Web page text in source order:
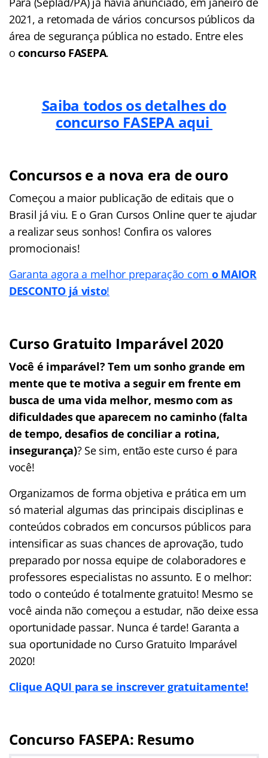
2021, a retomada de vários concursos públicos da
área de segurança pública no estado. Entre eles
oconcurso FASEPA.
Saiba todos os detalhes do
concurso FASEPA aqui
Concursos e a nova era de ouro
Começou a maior publicação de editais que o
Brasil já viu. E o Gran Cursos Online quer te ajudar
a realizar seus sonhos! Confira os valores
promocionais!
Garanta agora a melhor preparação com o MAIOR
DESCONTO já visto!
Curso Gratuito Imparável 2020
Você é imparável? Tem um sonho grande em
mente que te motiva a seguir em frente em
busca de uma vida melhor, mesmo com as
dificuldades que aparecem no caminho (falta
de tempo, desafios de conciliar a rotina,
insegurança)? Se sim, então este curso é para
você!
Organizamos de forma objetiva e prática em um
só material algumas das principais disciplinas e
conteúdos cobrados em concursos públicos para
intensificar as suas chances de aprovação, tudo
preparado por nossa equipe de colaboradores e
professores especialistas no assunto. E o melhor:
todo o conteúdo é totalmente gratuito! Mesmo se
você ainda não começou a estudar, não deixe essa
oportunidade passar. Nunca é tarde! Garanta a
sua oportunidade no Curso Gratuito Imparável
2020!
Clique AQUI para se inscrever gratuitamente!
Concurso FASEPA: Resumo